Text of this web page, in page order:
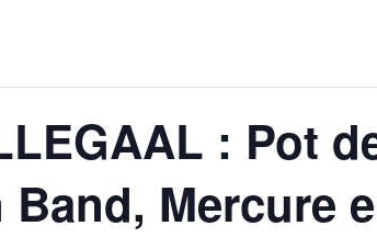
: Pot
Band, Mercure